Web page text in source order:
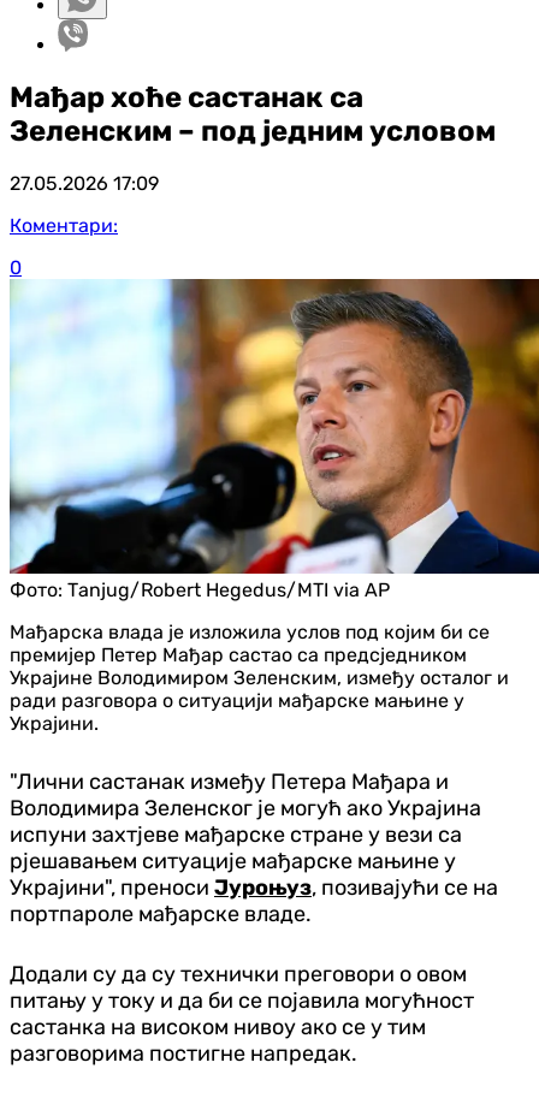
Мађар хоће састанак са
Зеленским – под једним условом
27.05.2026 17:09
Коментари:
0
Фото: Таnjug/Robert Hegedus/MTI via AP
Мађарска влада је изложила услов под којим би се
премијер Петер Мађар састао са предсједником
Украјине Володимиром Зеленским, између осталог и
ради разговора о ситуацији мађарске мањине у
Украјини.
"Лични састанак између Петера Мађара и
Володимира Зеленског је могућ ако Украјина
испуни захтјеве мађарске стране у вези са
рјешавањем ситуације мађарске мањине у
Украјини", преноси Јуроњуз, позивајући се на
портпароле мађарске владе.
Додали су да су технички преговори о овом
питању у току и да би се појавила могућност
састанка на високом нивоу ако се у тим
разговорима постигне напредак.